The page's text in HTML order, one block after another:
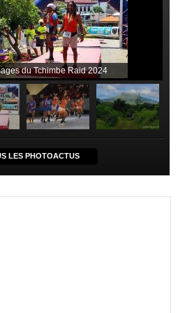
du Tchimbe Raid 2024
LES PHOTOACTUS